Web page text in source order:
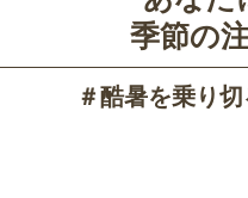
季節の
＃酷暑を乗り